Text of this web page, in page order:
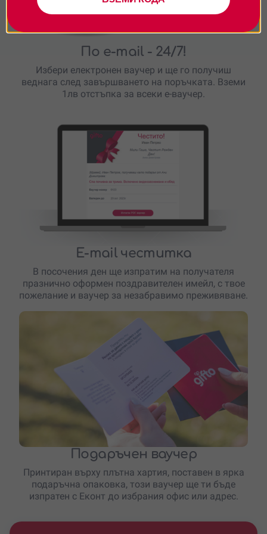
По e-mail - 24/7!
Избери електронен ваучер и ще го получиш
веднага след завършването на поръчката. Вземи
1лв отстъпка за всеки е-ваучер.
E-mail честитка
В посочения ден ще изпратим на получателя
празнично оформен поздравителен имейл, с твое
пожелание и ваучер за незабравимо преживяване.
Подаръчен ваучер
Принтиран върху плътна хартия, поставен в ярка
подаръчна опаковка, този ваучер ще ти бъде
изпратен с Еконт до избрания офис или адрес.